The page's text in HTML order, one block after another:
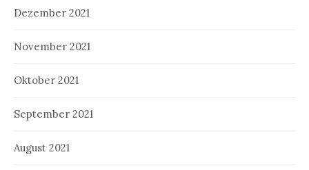
Dezember 2021
November 2021
Oktober 2021
September 2021
August 2021